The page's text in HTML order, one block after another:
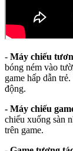
- Máy chiếu
bóng ném vào
game hấp dẫn
động.
- Máy chiếu
chiếu xuống sàn
trên game.